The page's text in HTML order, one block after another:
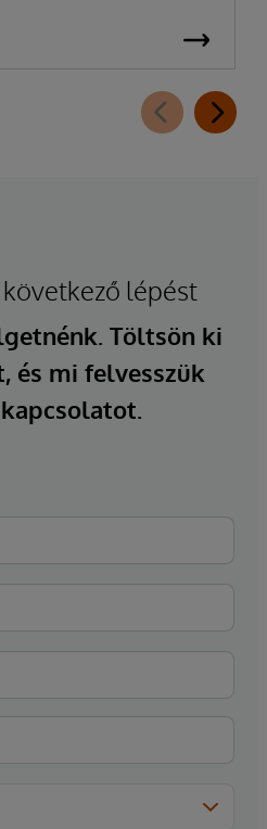
lépést
Töltsön ki
és mi felvesszük